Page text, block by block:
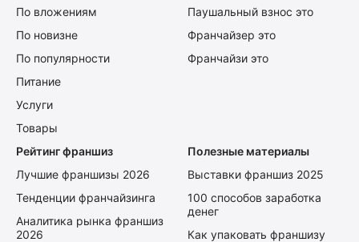
По вложениям
По новизне
По популярности
Питание
Услуги
Товары
Паушальный взнос это
Франчайзер это
Франчайзи это
Рейтинг франшиз
Лучшие франшизы 2026
Тенденции франчайзинга
Аналитика рынка франшиз
2026
Полезные материалы
Выставки франшиз 2025
100 способов заработка
денег
Как упаковать франшизу